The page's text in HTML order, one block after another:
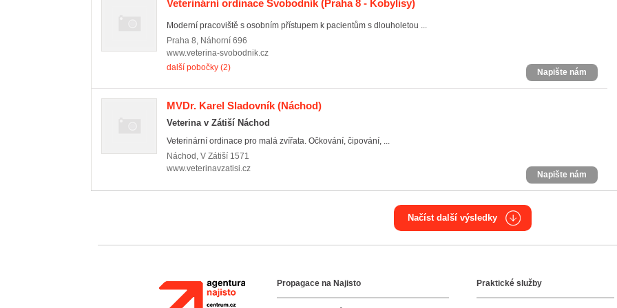
Veterinární ordinace Svobodník (Praha 8 - Kobylisy)
Moderní pracoviště s osobním přístupem k pacientům s dlouholetou ...
Praha 8, Náhorní 696
www.veterina-svobodnik.cz
další pobočky (2)
Napište nám
MVDr. Karel Sladovník (Náchod)
Veterina v Zátiší Náchod
Veterinární ordinace pro malá zvířata. Očkování, čipování, ...
Náchod , V Zátiší 1571
www.veterinavzatisi.cz
Napište nám
Načíst další výsledky
Agentura NajistoPropagace na Najisto Praktické služby